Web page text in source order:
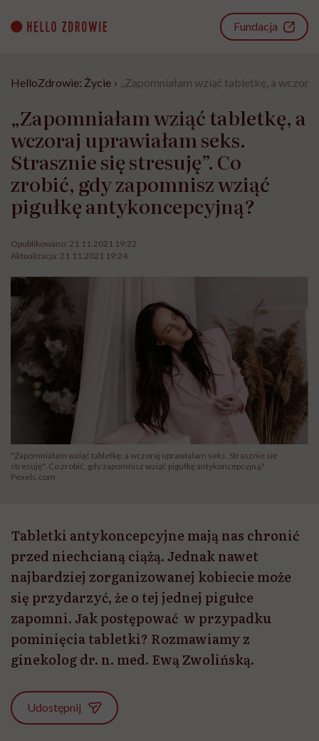
content
Fundacja
HelloZdrowie: Życie › „Zapomniałam wziąć tabletkę, a
„Zapomniałam wziąć tabletkę, a
wczoraj uprawiałam seks.
Strasznie się stresuję”. Co
zrobić, gdy zapomnisz wziąć
pigułkę antykoncepcyjną?
Opublikowano: 21.11.2021 19:22
Aktualizacja: 21.11.2021 19:24
"Zapomniałam wziąć tabletkę, a wczoraj uprawiałam seks. Strasznie się
stresuję". Co zrobić, gdy zapomnisz wziąć pigułkę antykoncepcyjną?
Pexels.com
Tabletki antykoncepcyjne mają nas chronić
przed niechcianą ciążą. Jednak nawet
najbardziej zorganizowanej kobiecie może
się przydarzyć, że o tej jednej pigułce
zapomni. Jak postępować w przypadku
pominięcia tabletki? Rozmawiamy z
ginekolog dr. n. med. Ewą Zwolińską.
Udostępnij